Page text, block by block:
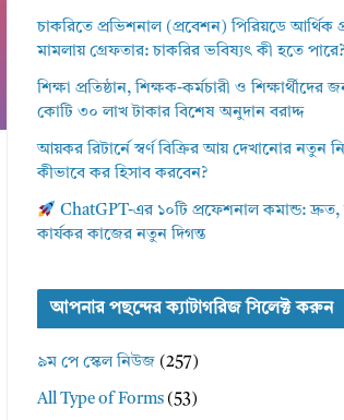
চাকরিতে প্রভিশনাল (প্রবেশন) পিরিয়ডে আর্থিক
মামলায় গ্রেফতার: চাকরির ভবিষ্যৎ কী হতে পারে?
শিক্ষা প্রতিষ্ঠান, শিক্ষক-কর্মচারী ও শিক্ষার্থীদের
কোটি ৩০ লাখ টাকার বিশেষ অনুদান বরাদ্দ
আয়কর রিটার্নে স্বর্ণ বিক্রির আয় দেখানোর নতুন
কীভাবে কর হিসাব করবেন?
ChatGPT-এর ১০টি প্রফেশনাল কমান্ড: দ্রুত,
কার্যকর কাজের নতুন দিগন্ত
আপনার পছন্দের ক্যাটাগরিজ সিলেক্ট করুন
৯ম পে স্কেল নিউজ (257)
All Type of Forms (53)